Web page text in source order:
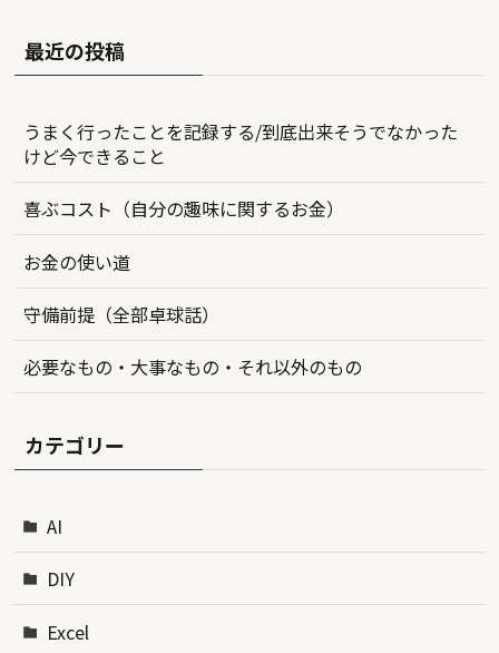
最近の投稿
うまく行ったことを記録する/到底出来そうでなかった
けど今できること
喜ぶコスト（自分の趣味に関するお金）
お金の使い道
守備前提（全部卓球話）
必要なもの・大事なもの・それ以外のもの
カテゴリー
AI
DIY
Excel